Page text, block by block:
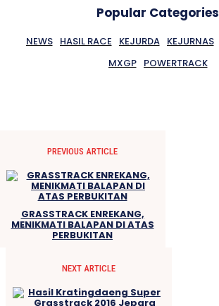
Popular Categories
NEWS HASIL RACE KEJURDA KEJURNAS
MXGP
POWERTRACK
PREVIOUS ARTICLE
GRASSTRACK ENREKANG,
MENIKMATI BALAPAN DI ATAS
PERBUKITAN
NEXT ARTICLE